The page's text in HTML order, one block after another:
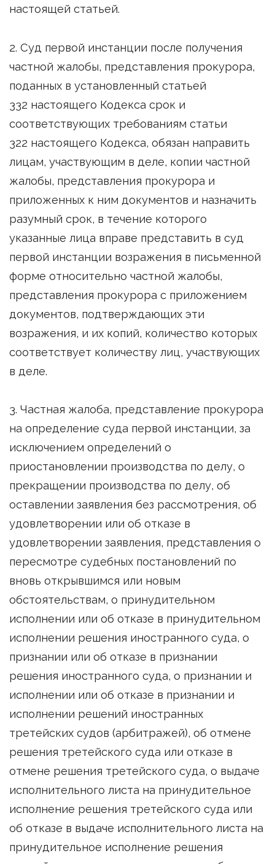
настоящей статьей.
2. Суд первой инстанции после получения
частной жалобы, представления прокурора,
поданных в установленный статьей
332 настоящего Кодекса срок и
соответствующих требованиям статьи
322 настоящего Кодекса, обязан направить
лицам, участвующим в деле, копии частной
жалобы, представления прокурора и
приложенных к ним документов и назначить
разумный срок, в течение которого
указанные лица вправе представить в суд
первой инстанции возражения в письменной
форме относительно частной жалобы,
представления прокурора с приложением
документов, подтверждающих эти
возражения, и их копий, количество которых
соответствует количеству лиц, участвующих
в деле.
3. Частная жалоба, представление прокурора
на определение суда первой инстанции, за
исключением определений о
приостановлении производства по делу, о
прекращении производства по делу, об
оставлении заявления без рассмотрения, об
удовлетворении или об отказе в
удовлетворении заявления, представления о
пересмотре судебных постановлений по
вновь открывшимся или новым
обстоятельствам, о принудительном
исполнении или об отказе в принудительном
исполнении решения иностранного суда, о
признании или об отказе в признании
решения иностранного суда, о признании и
исполнении или об отказе в признании и
исполнении решений иностранных
третейских судов (арбитражей), об отмене
решения третейского суда или отказе в
отмене решения третейского суда, о выдаче
исполнительного листа на принудительное
исполнение решения третейского суда или
об отказе в выдаче исполнительного листа на
принудительное исполнение решения